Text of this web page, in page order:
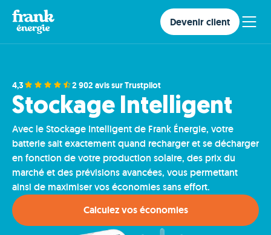
Devenir client
4,3 2 902 avis sur Trustpilot
Stockage Intelligent
Avec le Stockage Intelligent de Frank Énergie, votre
batterie sait exactement quand recharger et se décharger
en fonction de votre production solaire, des prix du
marché et des prévisions avancées, vous permettant
ainsi de maximiser vos économies sans effort.
Calculez vos économies